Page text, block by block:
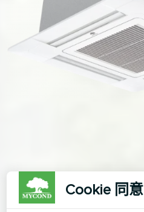
Cookie 同意